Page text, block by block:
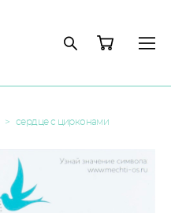
>
сердце с цирконами